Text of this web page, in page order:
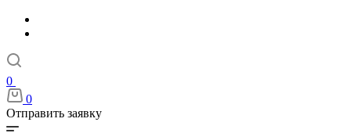
0
0
Отправить заявку